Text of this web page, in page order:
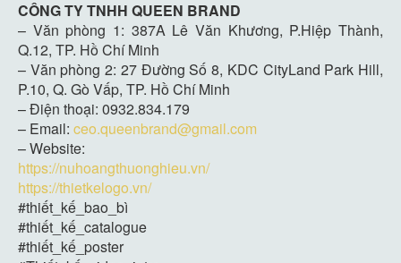
CÔNG TY TNHH QUEEN BRAND
– Văn phòng 1: 387A Lê Văn Khương, P.Hiệp Thành,
Q.12, TP. Hồ Chí Minh
– Văn phòng 2: 27 Đường Số 8, KDC CityLand Park Hill,
P.10, Q. Gò Vấp, TP. Hồ Chí Minh
– Điện thoại: 0932.834.179
– Email: ceo.queenbrand@gmail.com
– Website:
https://nuhoangthuonghieu.vn/
https://thietkelogo.vn/
#thiết_kế_bao_bì
#thiết_kế_catalogue
#thiết_kế_poster